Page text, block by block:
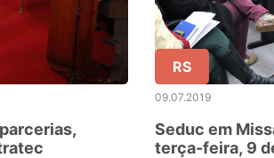
RS
09.07.2019
Seduc em
terça-feira, 9